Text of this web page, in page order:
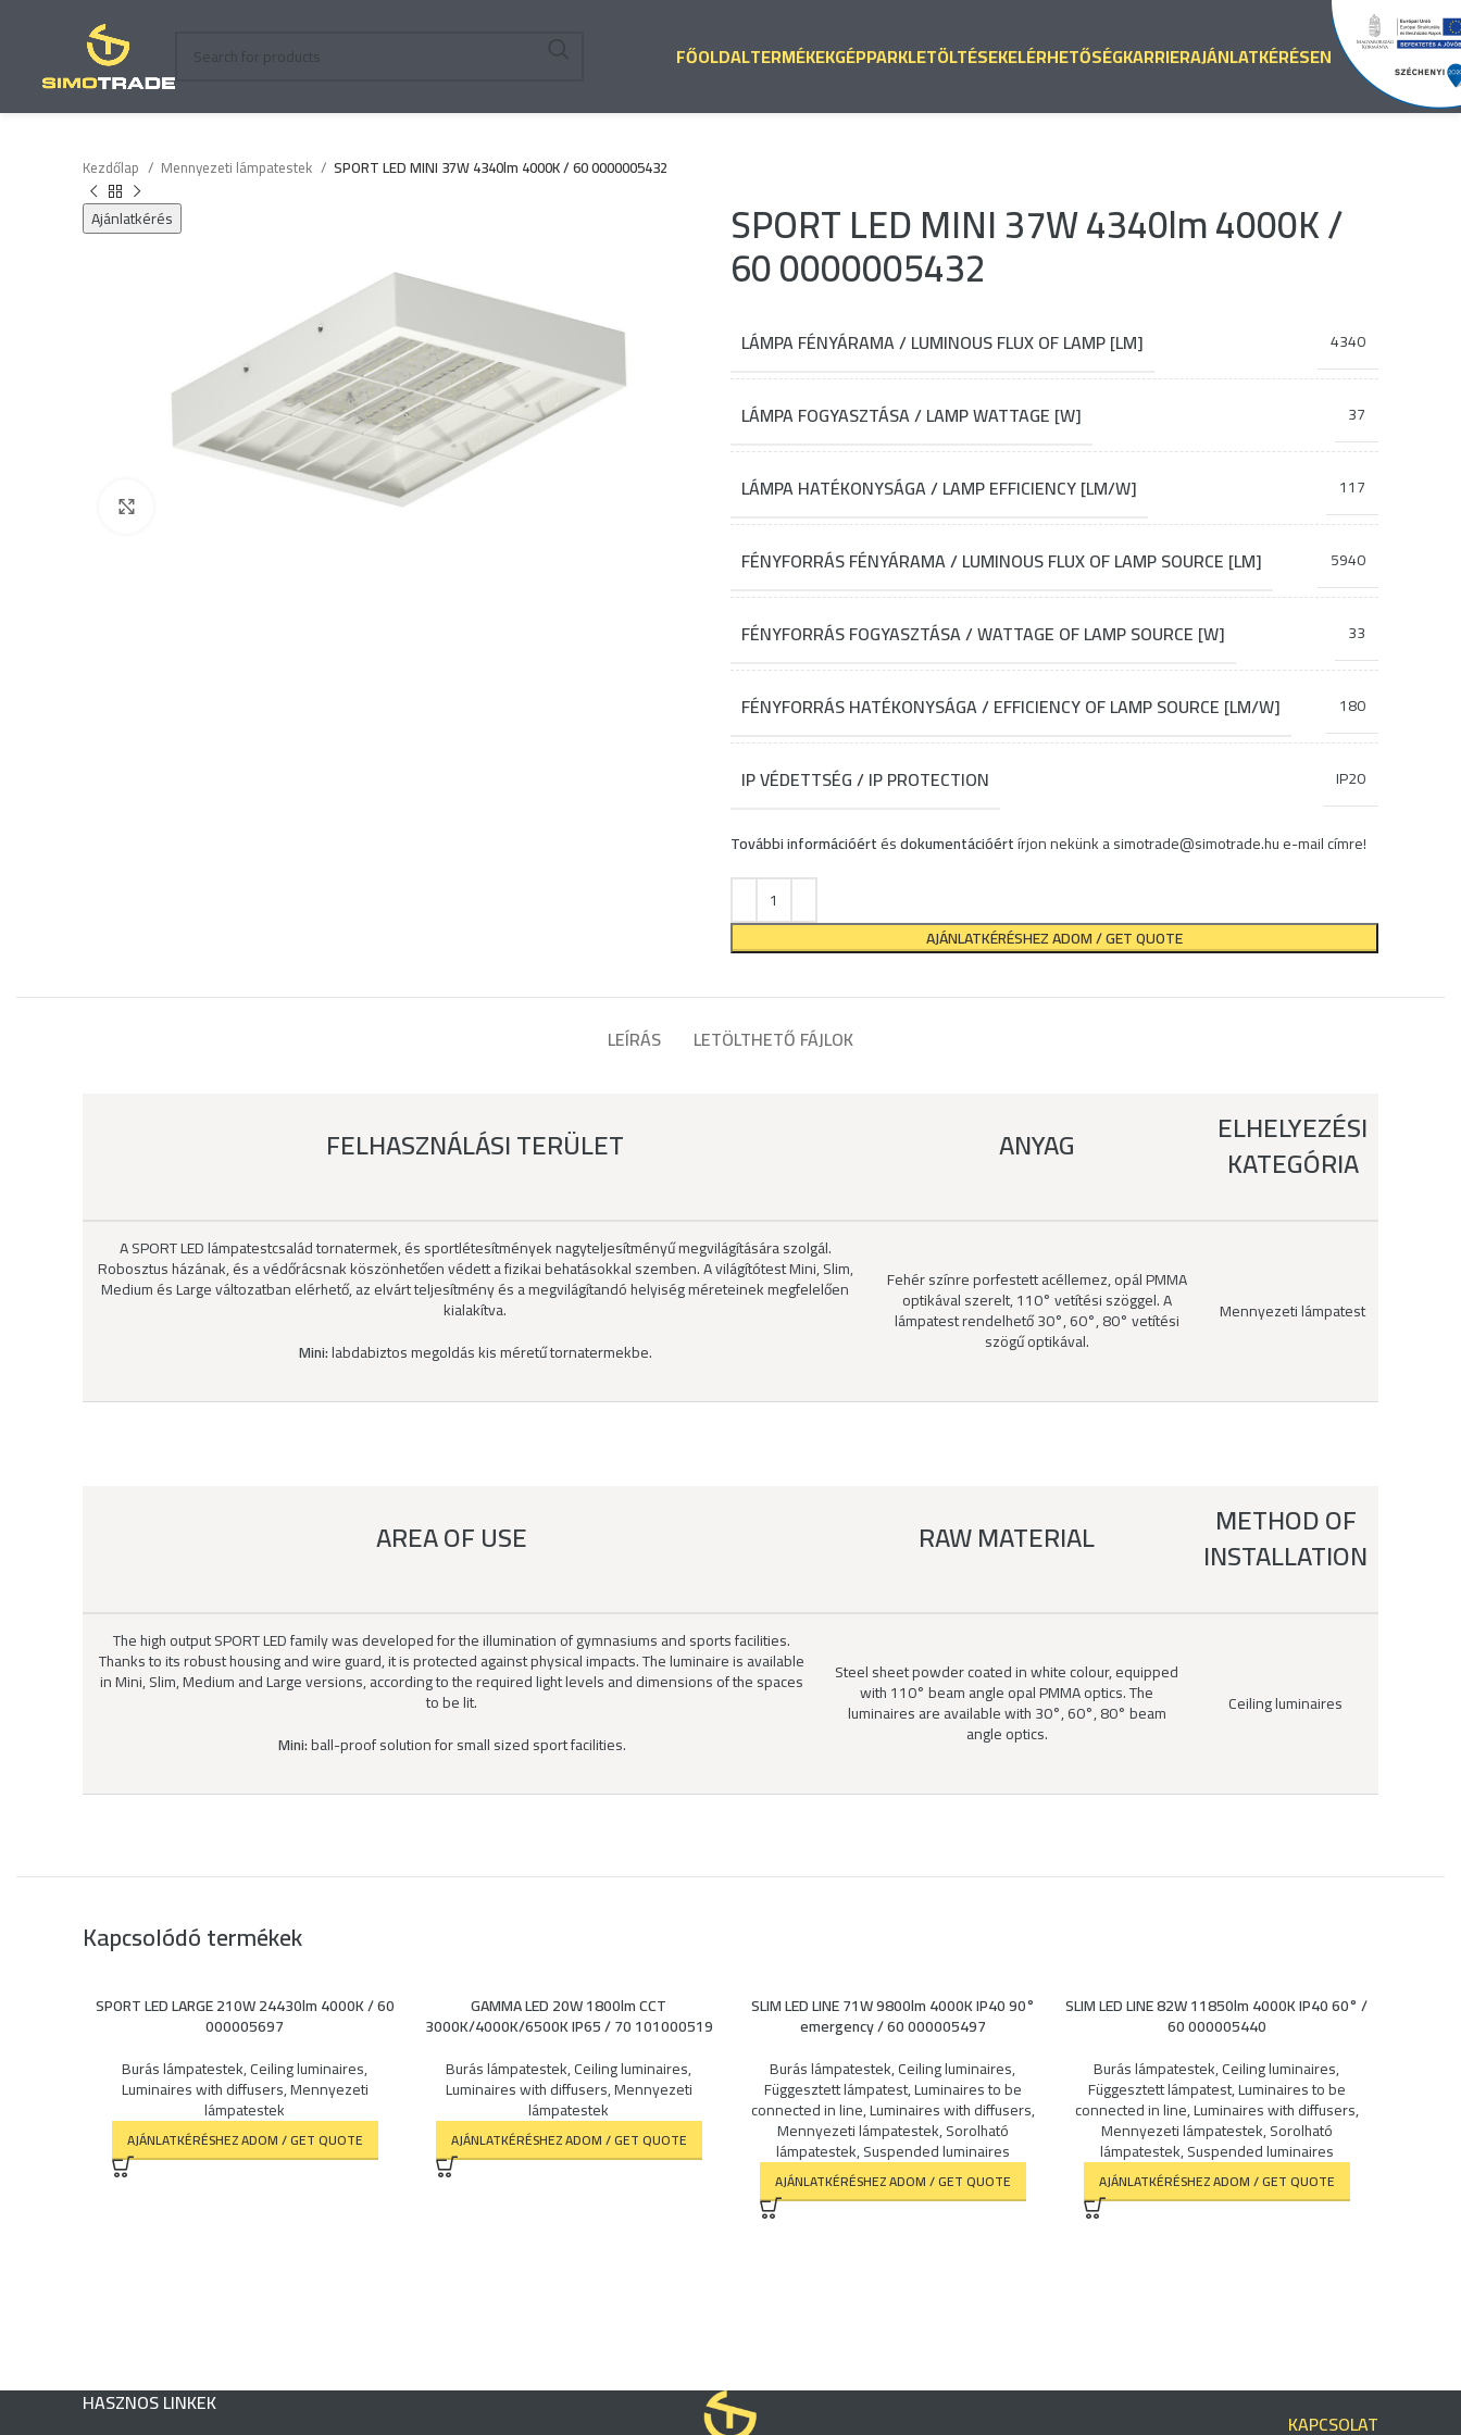
FŐOLDALTERMÉKEKGÉPPARKLETÖLTÉSEKELÉRHETŐSÉGKARRIERAJÁNLATKÉRÉSEN
Kezdőlap Mennyezeti lámpatestek SPORT LED MINI 37W 4340lm 4000K / 60 0000005432
Ajánlatkérés SPORT LED MINI 37W 4340lm 4000K /
60 0000005432
LÁMPA FÉNYÁRAMA / LUMINOUS FLUX OF LAMP [LM] 4340
LÁMPA FOGYASZTÁSA / LAMP WATTAGE [W] 37
LÁMPA HATÉKONYSÁGA / LAMP EFFICIENCY [LM/W] 117
FÉNYFORRÁS FÉNYÁRAMA / LUMINOUS FLUX OF LAMP SOURCE [LM] 5940
FÉNYFORRÁS FOGYASZTÁSA / WATTAGE OF LAMP SOURCE [W] 33
FÉNYFORRÁS HATÉKONYSÁGA / EFFICIENCY OF LAMP SOURCE [LM/W] 180
IP VÉDETTSÉG / IP PROTECTION IP20
További információértésdokumentációértírjon nekünk asimotrade@simotrade.hue-mail címre!
AJÁNLATKÉRÉSHEZ ADOM / GET QUOTE
LEÍRÁS LETÖLTHETŐ FÁJLOK
FELHASZNÁLÁSI TERÜLET ANYAG ELHELYEZÉSI
KATEGÓRIA
A SPORT LED lámpatestcsalád tornatermek, és sportlétesítmények nagyteljesítményű megvilágítására szolgál.
Robosztus házának, és a védőrácsnak köszönhetően védett a fizikai behatásokkal szemben. A világítótest Mini, Slim,
Medium és Large változatban elérhető, az elvárt teljesítmény és a megvilágítandó helyiség méreteinek megfelelően
kialakítva.
Mini:labdabiztos megoldás kis méretű tornatermekbe.
Fehér színre porfestett acéllemez, opál PMMA
optikával szerelt, 110° vetítési szöggel. A
lámpatest rendelhető 30°, 60°, 80° vetítési
szögű optikával.
Mennyezeti lámpatest
AREA OF USE RAW MATERIAL METHOD OF
INSTALLATION
The high output SPORT LED family was developed for the illumination of gymnasiums and sports facilities.
Thanks to its robust housing and wire guard, it is protected against physical impacts. The luminaire is available
in Mini, Slim, Medium and Large versions, according to the required light levels and dimensions of the spaces
to be lit.
Mini:ball-proof solution for small sized sport facilities.
Steel sheet powder coated in white colour, equipped
with 110° beam angle opal PMMA optics. The
luminaires are available with 30°, 60°, 80° beam
angle optics.
Ceiling luminaires
Kapcsolódó termékek
SPORT LED LARGE 210W 24430lm 4000K / 60
000005697
Burás lámpatestek,Ceiling luminaires,
Luminaires with diffusers,Mennyezeti
lámpatestek
AJÁNLATKÉRÉSHEZ ADOM / GET QUOTE
GAMMA LED 20W 1800lm CCT
3000K/4000K/6500K IP65 / 70 101000519
Burás lámpatestek,Ceiling luminaires,
Luminaires with diffusers,Mennyezeti
lámpatestek
AJÁNLATKÉRÉSHEZ ADOM / GET QUOTE
SLIM LED LINE 71W 9800lm 4000K IP40 90°
emergency / 60 000005497
Burás lámpatestek,Ceiling luminaires,
Függesztett lámpatest,Luminaires to be
connected in line,Luminaires with diffusers,
Mennyezeti lámpatestek,Sorolható
lámpatestek,Suspended luminaires
AJÁNLATKÉRÉSHEZ ADOM / GET QUOTE
SLIM LED LINE 82W 11850lm 4000K IP40 60° /
60 000005440
Burás lámpatestek,Ceiling luminaires,
Függesztett lámpatest,Luminaires to be
connected in line,Luminaires with diffusers,
Mennyezeti lámpatestek,Sorolható
lámpatestek,Suspended luminaires
AJÁNLATKÉRÉSHEZ ADOM / GET QUOTE
HASZNOS LINKEK
KAPCSOLAT